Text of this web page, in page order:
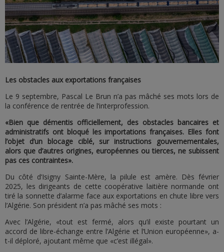
Les obstacles aux exportations françaises
Le 9 septembre, Pascal Le Brun n’a pas mâché ses mots lors de
la conférence de rentrée de l’interprofession.
«Bien que démentis officiellement, des obstacles bancaires et
administratifs ont bloqué les importations françaises. Elles font
l’objet d’un blocage ciblé, sur instructions gouvernementales,
alors que d’autres origines, européennes ou tierces, ne subissent
pas ces contraintes».
Du côté d’Isigny Sainte-Mère, la pilule est amère. Dès février
2025, les dirigeants de cette coopérative laitière normande ont
tiré la sonnette d’alarme face aux exportations en chute libre vers
l’Algérie. Son président n’a pas mâché ses mots :
Avec l’Algérie, «tout est fermé, alors qu’il existe pourtant un
accord de libre-échange entre l’Algérie et l’Union européenne», a-
t-il déploré, ajoutant même que «c’est illégal».